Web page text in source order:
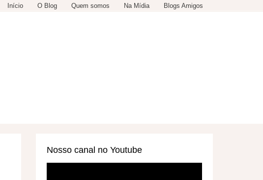
Início O Blog Quem somos Na Mídia Blogs Amigos
Nosso canal no Youtube